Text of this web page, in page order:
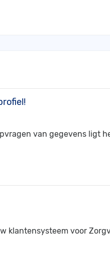
van gegevens ligt
klantensysteem voor